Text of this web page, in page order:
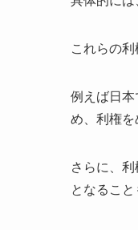
これらの
例えば日
め、利権を
さらに、
となること